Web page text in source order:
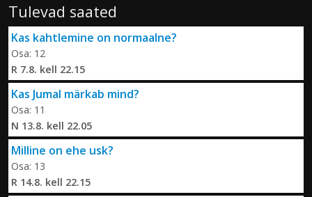
Tulevad saated
Kas kahtlemine on normaalne?
Osa: 12
R 7.8. kell 22.15
Kas Jumal märkab mind?
Osa: 11
N 13.8. kell 22.05
Milline on ehe usk?
Osa: 13
R 14.8. kell 22.15